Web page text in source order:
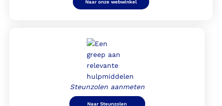
Naar onze webwinkel
Steunzolen aanmeten
Naar Steunzolen